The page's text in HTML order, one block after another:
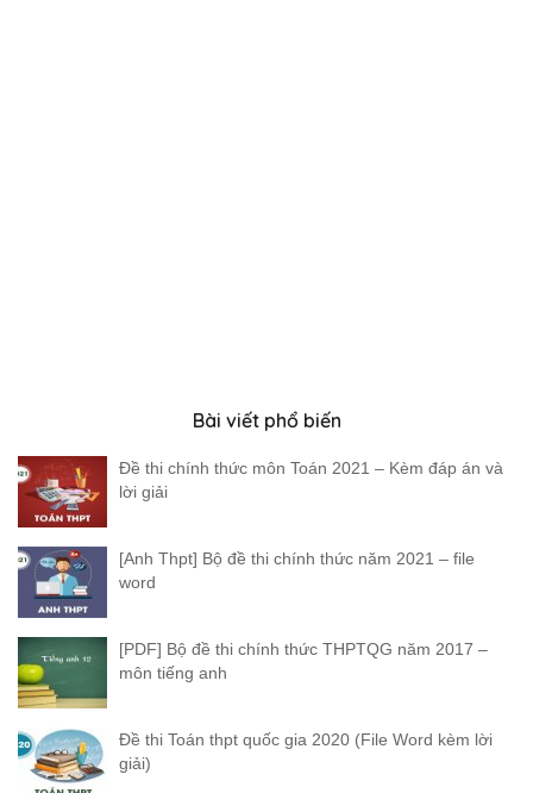
Bài viết phổ biến
Đề thi chính thức môn Toán 2021 – Kèm đáp án và
lời giải
[Anh Thpt] Bộ đề thi chính thức năm 2021 – file
word
[PDF] Bộ đề thi chính thức THPTQG năm 2017 –
môn tiếng anh
Đề thi Toán thpt quốc gia 2020 (File Word kèm lời
giải)